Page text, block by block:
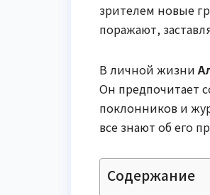
зрителем новые
поражают,
В личной жизни
Он предпочитает
поклонников и
все знают об его
Содержание